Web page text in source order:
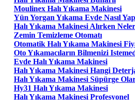
Moulinex Halı Yıkama Makinesi
Yün Yorgan Yıkama Evde Nasıl
Halı Yıkama Makinesi Alırken
Zemin Temizleme Otomatı
Otomatik Halı Yıkama Makinesi
Oto Yıkamacıların Bilmenizi
Evde Halı Yıkama Makinesi
Halı Yıkama Makinesi Hangi
Halı Yıkama Makinesi Süpürge
Hy31 Halı Yıkama Makinesi
Halı Yıkama Makinesi Profesyonel